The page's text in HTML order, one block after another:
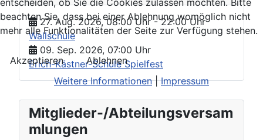
Mitglieder-/Abteilungsversam
mlungen
27. Aug. 2026,08:00 Uhr - 22:00 Uhr
Wallschule
09. Sep. 2026, 07:00 Uhr
Erich-Kästner-Schule Spielfest
entscheiden, ob Sie die Cookies zulassen möchten. Bitte
beachten Sie, dass bei einer Ablehnung womöglich nicht
mehr alle Funktionalitäten der Seite zur Verfügung stehen.
Akzeptieren
Ablehnen
Weitere Informationen|Impressum